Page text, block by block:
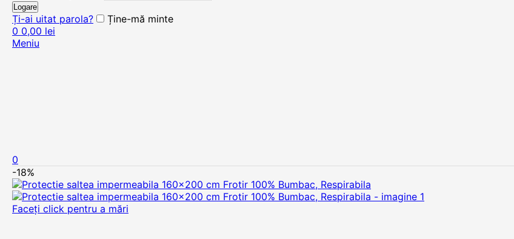
Logare
Ți-ai uitat parola?
Ține-mă minte
0 0,00 lei
Meniu
0
-18%
Faceți click pentru a mări